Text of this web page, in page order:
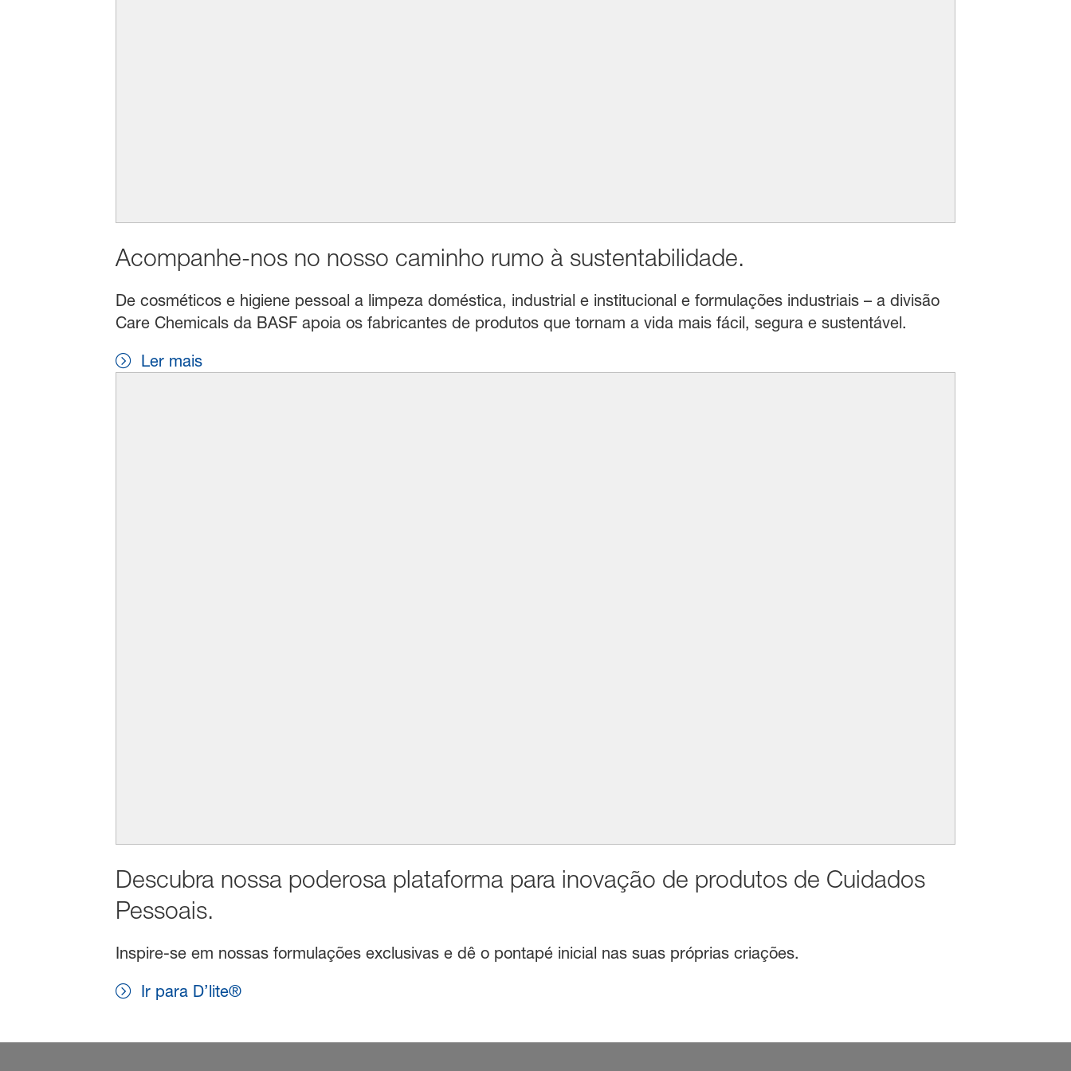
Acompanhe-nos no nosso caminho rumo à sustentabilidade.
De cosméticos e higiene pessoal a limpeza doméstica, industrial e institucional e formulações industriais – a divisão
Care Chemicals da BASF apoia os fabricantes de produtos que tornam a vida mais fácil, segura e sustentável.
Ler mais
Descubra nossa poderosa plataforma para inovação de produtos de Cuidados
Pessoais.
Inspire-se em nossas formulações exclusivas e dê o pontapé inicial nas suas próprias criações.
Ir para D’lite®